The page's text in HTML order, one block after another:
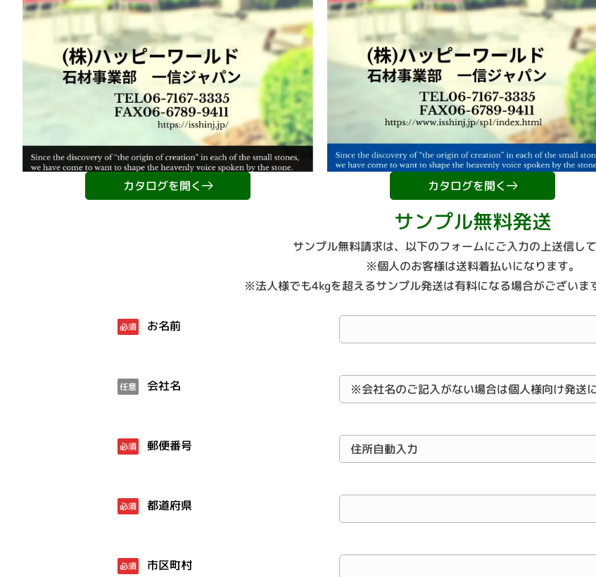
カタログを開く カタログを開く
サンプル無料発送
サンプル無料請求は、以下のフォームにご入力の上送信して
※個人のお客様は送料着払いになります。
※法人様でも4kgを超えるサンプル発送は有料になる場合がございま
必須 お名前
任意 会社名
必須 郵便番号
必須 都道府県
必須 市区町村